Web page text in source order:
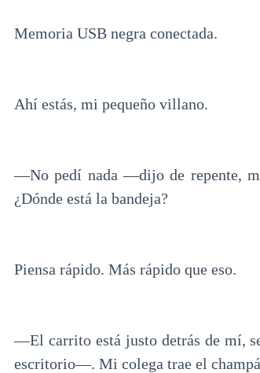
Memoria USB negra conectada.
Ahí estás, mi pequeño villano.
—No pedí nada —dijo de repente,
¿Dónde está la bandeja?
Piensa rápido. Más rápido que eso.
—El carrito está justo detrás de mí,
escritorio—. Mi colega trae el